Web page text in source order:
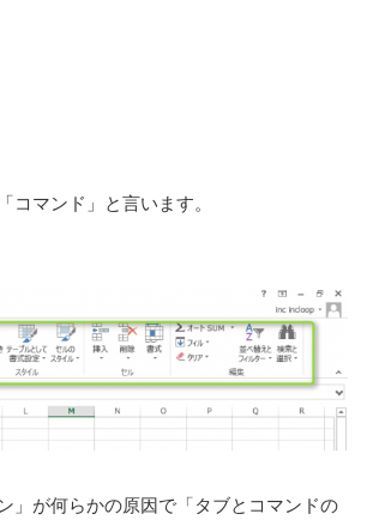
マンド」と言います。
」が何らかの原因で「タブとコマンドの